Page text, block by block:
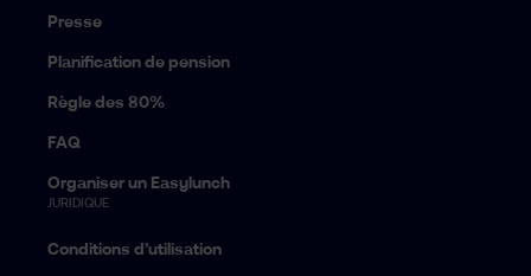
Presse
Planification de pension
Règle des 80%
FAQ
Organiser un Easylunch
JURIDIQUE
Conditions d’utilisation